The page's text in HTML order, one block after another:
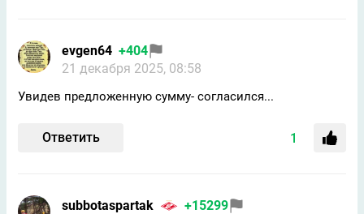
evgen64 +404
21 декабря 2025, 08:58
Увидев предложенную сумму- согласился...
Ответить 1
subbotaspartak
+15299